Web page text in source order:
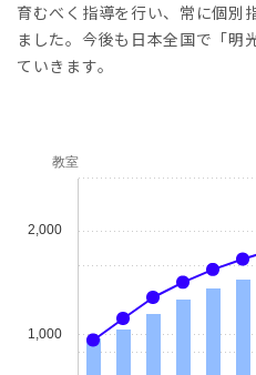
育むべく指導を行い、常に個別
ました。今後も日本全国で「明
ていきます。
1,000
2,000
教室